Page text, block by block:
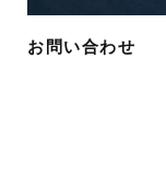
お問い合わせ